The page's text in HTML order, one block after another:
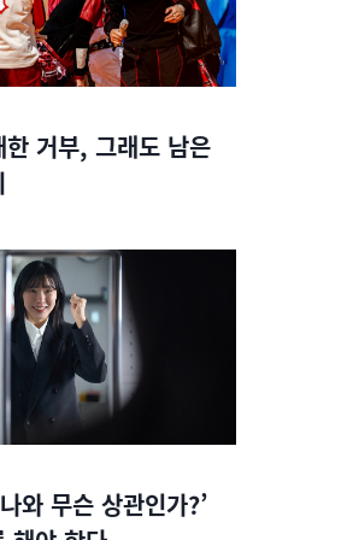
거부, 그래도 남은
와 무슨 상관인가?’